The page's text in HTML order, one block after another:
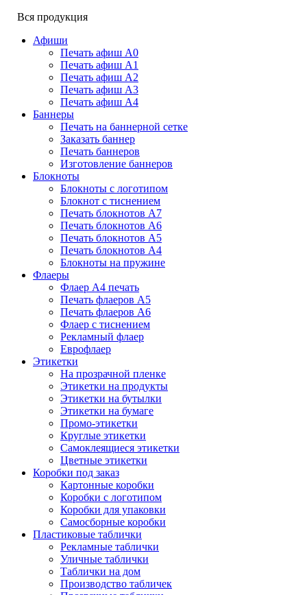
Вся продукция
Афиши
Печать афиш А0
Печать афиш А1
Печать афиш А2
Печать афиш А3
Печать афиш А4
Баннеры
Печать на баннерной сетке
Заказать баннер
Печать баннеров
Изготовление баннеров
Блокноты
Блокноты с логотипом
Блокнот с тиснением
Печать блокнотов А7
Печать блокнотов А6
Печать блокнотов А5
Печать блокнотов А4
Блокноты на пружине
Флаеры
Флаер А4 печать
Печать флаеров А5
Печать флаеров А6
Флаер с тиснением
Рекламный флаер
Еврофлаер
Этикетки
На прозрачной пленке
Этикетки на продукты
Этикетки на бутылки
Этикетки на бумаге
Промо-этикетки
Круглые этикетки
Самоклеящиеся этикетки
Цветные этикетки
Коробки под заказ
Картонные коробки
Коробки с логотипом
Коробки для упаковки
Самосборные коробки
Пластиковые таблички
Рекламные таблички
Уличные таблички
Таблички на дом
Производство табличек